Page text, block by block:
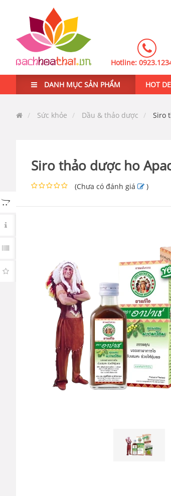
Hotline:
DANH MỤC SẢN PHẨM HOT
Sức khỏe Dầu & thảo dược Siro
Siro thảo dược ho
(Chưa có đánh giá )